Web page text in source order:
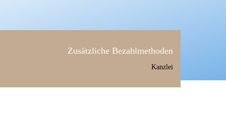
Zusätzliche Bezahlmethoden
Kanzlei